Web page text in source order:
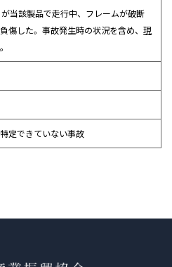
当該製品で走行中、フレームが破断
傷した。事故発生時の状況を含め、現
。
定できていない事故